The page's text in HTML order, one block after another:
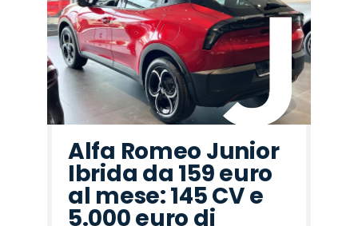
Alfa Romeo Junior
Ibrida da 159 euro
al mese: 145 CV e
5.000 euro di